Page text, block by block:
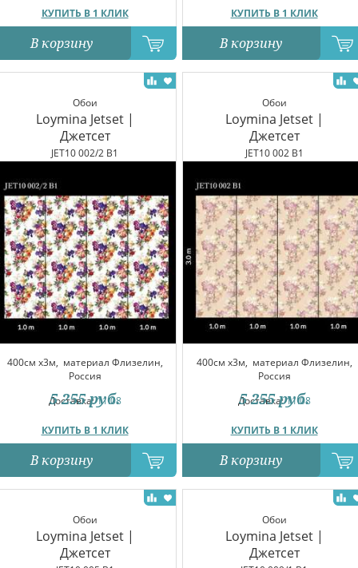
КУПИТЬ В 1 КЛИК
В корзину
КУПИТЬ В 1 КЛИК
В корзину
Обои
Loymina Jetset |
Джетсет
JET10 002/2 B1
400см x3м, материал Флизелин,
Россия
Доставка:11.08
КУПИТЬ В 1 КЛИК
5 255 руб.
В корзину
Обои
Loymina Jetset |
Джетсет
JET10 002 B1
400см x3м, материал Флизелин,
Россия
Доставка:11.08
КУПИТЬ В 1 КЛИК
5 255 руб.
В корзину
Обои
Loymina Jetset |
Джетсет
Обои
Loymina Jetset |
Джетсет